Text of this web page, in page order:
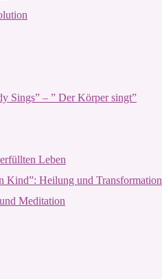
Sings” – ” Der Körper singt”
Leben
Kind”: Heilung und Transformation
Meditation